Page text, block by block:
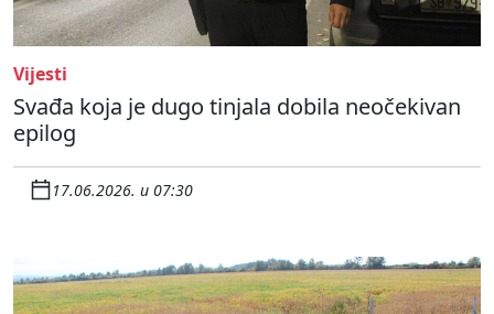
Vijesti
Svađa koja je dugo tinjala dobila neočekivan
epilog
17.06.2026. u 07:30